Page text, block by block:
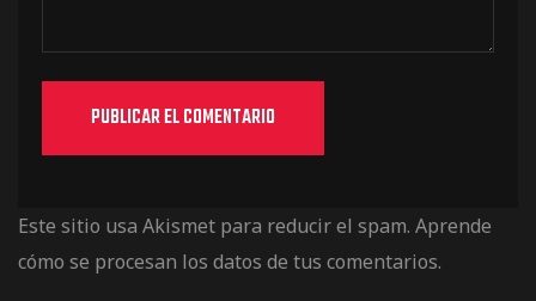
Este sitio usa Akismet para reducir el spam. Aprende
cómo se procesan los datos de tus comentarios.